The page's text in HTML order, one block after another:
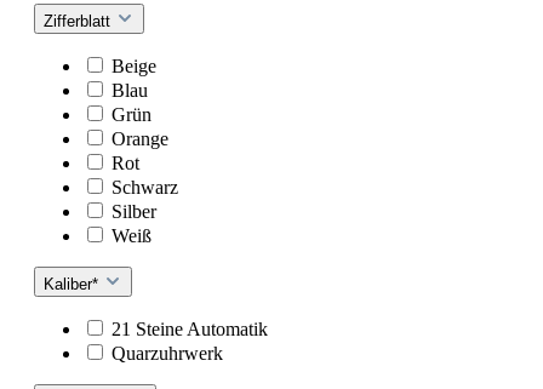
Zifferblatt
Beige
Blau
Grün
Orange
Rot
Schwarz
Silber
Weiß
Kaliber*
21 Steine Automatik
Quarzuhrwerk